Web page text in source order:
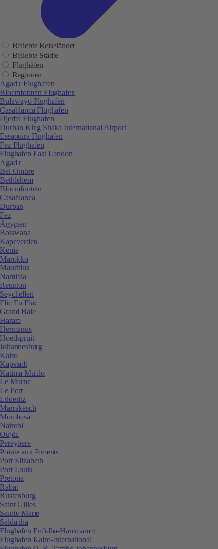
Beliebte Reiseländer
Beliebte Städte
Flughäfen
Regionen
Agadir Flughafen
Bloemfontein Flughafen
Bulawayo Flughafen
Casablanca Flughafen
Djerba Flughafen
Durban King Shaka International Airport
Essaouira Flughafen
Fez Flughafen
Flughafen East London
Agadir
Bel Ombre
Bethlehem
Bloemfontein
Casablanca
Durban
Fez
Ägypten
Botswana
Kapeverden
Kenia
Marokko
Mauritius
Namibia
Reunion
Seychellen
Flic En Flac
Grand Baie
Harare
Hermanus
Hoedspruit
Johannesburg
Kairo
Kapstadt
Katima Mulilo
Le Morne
Le Port
Lüderitz
Marrakesch
Mombasa
Nairobi
Oujda
Pereybere
Pointe aux Piments
Port Elizabeth
Port Louis
Pretoria
Rabat
Rustenburg
Saint Gilles
Sainte-Marie
Saldanha
Flughafen Enfidha-Hammamet
Flughafen Kairo-International